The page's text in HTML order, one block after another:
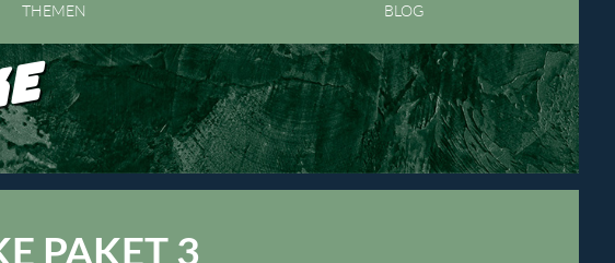
THEMEN BLOG
PAKET 3